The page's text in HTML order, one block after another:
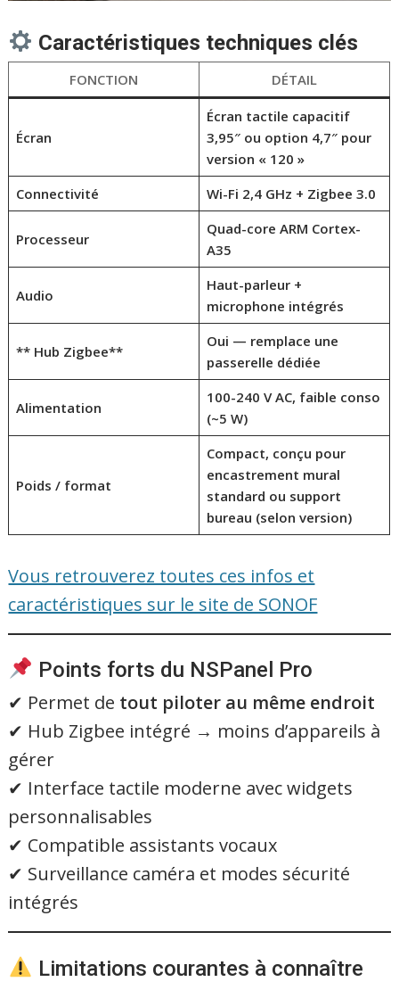
Caractéristiques techniques clés
FONCTION DÉTAIL
Écran
Écran tactile capacitif
3,95″ ou option 4,7″ pour
version « 120 »
Connectivité
Wi-Fi 2,4 GHz + Zigbee 3.0
Processeur
Quad-core ARM Cortex-
A35
Audio
Haut-parleur +
microphone intégrés
** Hub Zigbee**
Oui — remplace une
passerelle dédiée
Alimentation
100-240 V AC, faible conso
(~5 W)
Poids / format
Compact, conçu pour
encastrement mural
standard ou support
bureau (selon version)
Vous retrouverez toutes ces infos et
caractéristiques sur le site de SONOF
Points forts du NSPanel Pro
✔ Permet de tout piloter au même endroit
✔ Hub Zigbee intégré → moins d’appareils à
gérer
✔ Interface tactile moderne avec widgets
personnalisables
✔ Compatible assistants vocaux
✔ Surveillance caméra et modes sécurité
intégrés
Limitations courantes à connaître